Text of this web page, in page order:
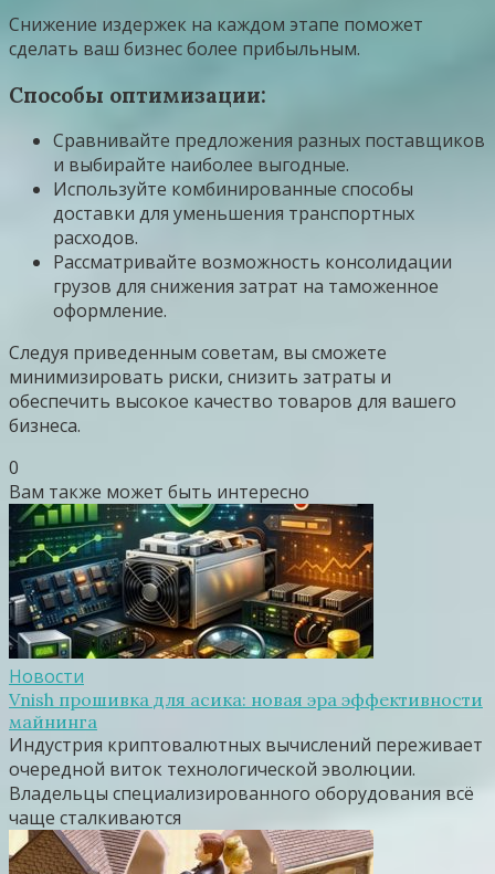
Снижение издержек на каждом этапе поможет
сделать ваш бизнес более прибыльным.
Способы оптимизации:
Сравнивайте предложения разных поставщиков
и выбирайте наиболее выгодные.
Используйте комбинированные способы
доставки для уменьшения транспортных
расходов.
Рассматривайте возможность консолидации
грузов для снижения затрат на таможенное
оформление.
Следуя приведенным советам, вы сможете
минимизировать риски, снизить затраты и
обеспечить высокое качество товаров для вашего
бизнеса.
0
Вам также может быть интересно
Новости
Vnish прошивка для асика: новая эра эффективности
майнинга
Индустрия криптовалютных вычислений переживает
очередной виток технологической эволюции.
Владельцы специализированного оборудования всё
чаще сталкиваются